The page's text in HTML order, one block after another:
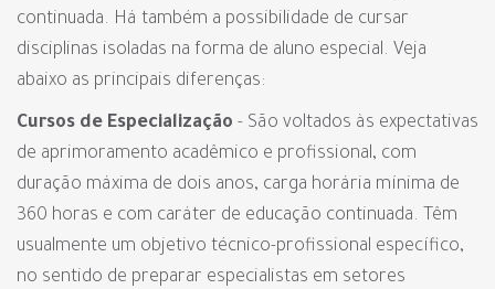
continuada. Há também a possibilidade de cursar
disciplinas isoladas na forma de aluno especial. Veja
abaixo as principais diferenças:
Cursos de Especialização - São voltados às expectativas
de aprimoramento acadêmico e profissional, com
duração máxima de dois anos, carga horária mínima de
360 horas e com caráter de educação continuada. Têm
usualmente um objetivo técnico-profissional específico,
no sentido de preparar especialistas em setores